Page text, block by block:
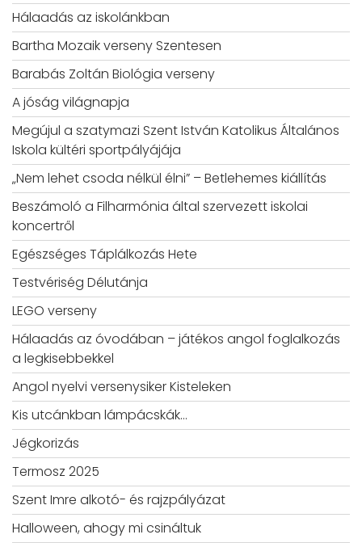
Hálaadás az iskolánkban
Bartha Mozaik verseny Szentesen
Barabás Zoltán Biológia verseny
A jóság világnapja
Megújul a szatymazi Szent István Katolikus Általános
Iskola kültéri sportpályájája
„Nem lehet csoda nélkül élni” – Betlehemes kiállítás
Beszámoló a Filharmónia által szervezett iskolai
koncertről
Egészséges Táplálkozás Hete
Testvériség Délutánja
LEGO verseny
Hálaadás az óvodában – játékos angol foglalkozás
a legkisebbekkel
Angol nyelvi versenysiker Kisteleken
Kis utcánkban lámpácskák…
Jégkorizás
Termosz 2025
Szent Imre alkotó- és rajzpályázat
Halloween, ahogy mi csináltuk